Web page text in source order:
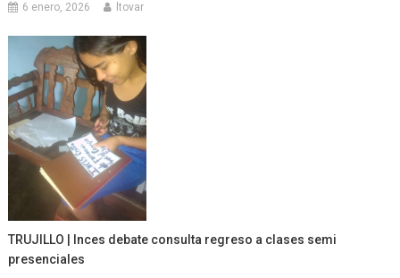
6 enero, 2026 ltovar
TRUJILLO | Inces debate consulta regreso a clases semi
presenciales